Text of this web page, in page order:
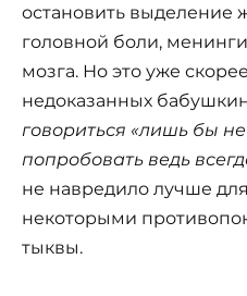
остановить выделение
головной боли,
мозга. Но это уже
недоказанных
говориться «лишь бы
попробовать ведь
не навредило лучше
некоторыми
тыквы.